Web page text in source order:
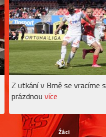
Z utkání v Brně se vracíme s
prázdnou více
Źáci